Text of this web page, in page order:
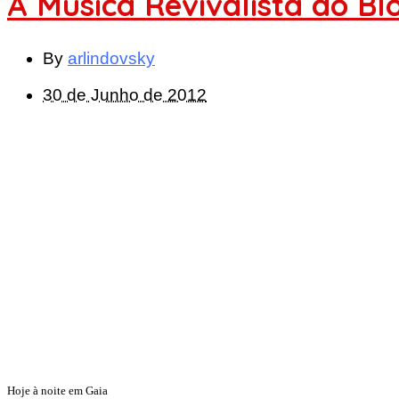
By arlindovsky
30 de Junho de 2012
Hoje à noite em Gaia